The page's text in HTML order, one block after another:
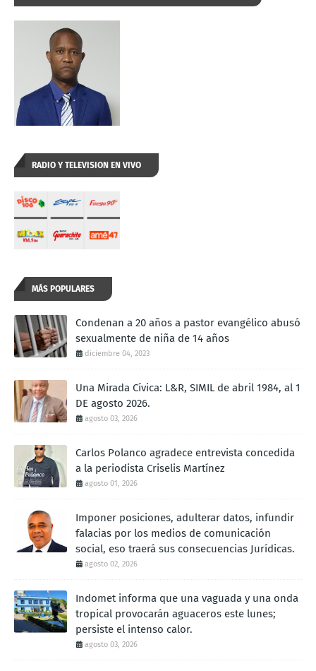
RADIO Y TELEVISION EN VIVO
MÁS POPULARES
Condenan a 20 años a pastor evangélico abusó
sexualmente de niña de 14 años
diciembre 04, 2023
Una Mirada Cívica: L&R, SIMIL de abril 1984, al 1
DE agosto 2026.
agosto 03, 2026
Carlos Polanco agradece entrevista concedida
a la periodista Criselis Martínez
agosto 01, 2026
Imponer posiciones, adulterar datos, infundir
falacias por los medios de comunicación
social, eso traerá sus consecuencias Jurídicas.
agosto 02, 2026
Indomet informa que una vaguada y una onda
tropical provocarán aguaceros este lunes;
persiste el intenso calor.
agosto 03, 2026